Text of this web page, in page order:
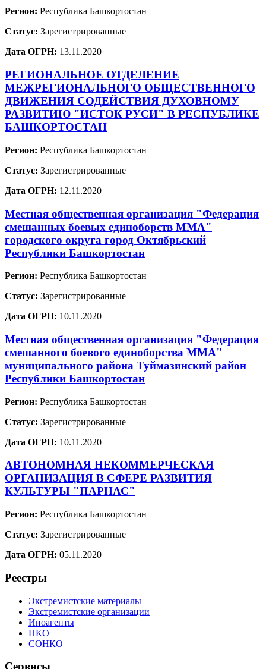
Регион: Республика Башкортостан
Статус: Зарегистрированные
Дата ОГРН: 13.11.2020
РЕГИОНАЛЬНОЕ ОТДЕЛЕНИЕ
МЕЖРЕГИОНАЛЬНОГО ОБЩЕСТВЕННОГО
ДВИЖЕНИЯ СОДЕЙСТВИЯ ДУХОВНОМУ
РАЗВИТИЮ "ИСТОК РУСИ" В РЕСПУБЛИКЕ
БАШКОРТОСТАН
Регион: Республика Башкортостан
Статус: Зарегистрированные
Дата ОГРН: 12.11.2020
Местная общественная организация "Федерация
смешанных боевых единоборств ММА"
городского округа город Октябрьский
Республики Башкортостан
Регион: Республика Башкортостан
Статус: Зарегистрированные
Дата ОГРН: 10.11.2020
Местная общественная организация "Федерация
смешанного боевого единоборства ММА"
муниципального района Туймазинский район
Республики Башкортостан
Регион: Республика Башкортостан
Статус: Зарегистрированные
Дата ОГРН: 10.11.2020
АВТОНОМНАЯ НЕКОММЕРЧЕСКАЯ
ОРГАНИЗАЦИЯ В СФЕРЕ РАЗВИТИЯ
КУЛЬТУРЫ "ПАРНАС"
Регион: Республика Башкортостан
Статус: Зарегистрированные
Дата ОГРН: 05.11.2020
Реестры
Экстремистские материалы
Экстремистские организации
Иноагенты
НКО
СОНКО